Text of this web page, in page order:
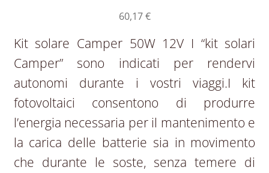
60,17€
Kit solare Camper 50W 12V I “kit solari
Camper” sono indicati per rendervi
autonomi durante i vostri viaggi.I kit
fotovoltaici consentono di produrre
l’energia necessaria per il mantenimento e
la carica delle batterie sia in movimento
che durante le soste, senza temere di